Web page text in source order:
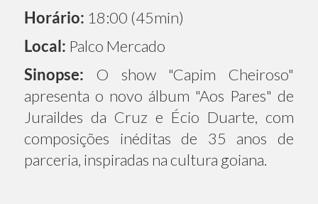
Horário: 18:00 (45min)
Local: Palco Mercado
Sinopse: O show "Capim Cheiroso"
apresenta o novo álbum "Aos Pares" de
Juraildes da Cruz e Écio Duarte, com
composições inéditas de 35 anos de
parceria, inspiradas na cultura goiana.